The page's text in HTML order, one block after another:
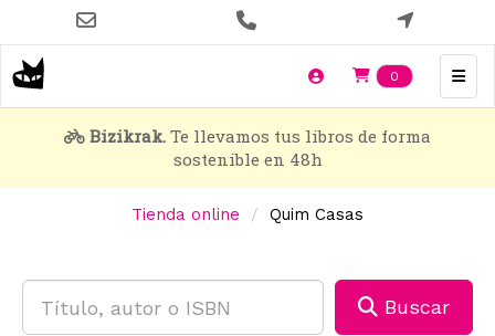
contenido
principal
0 Items en
Bizikrak. Te llevamos tus libros de forma
sostenible en 48h
Tienda online Quim Casas
Buscar